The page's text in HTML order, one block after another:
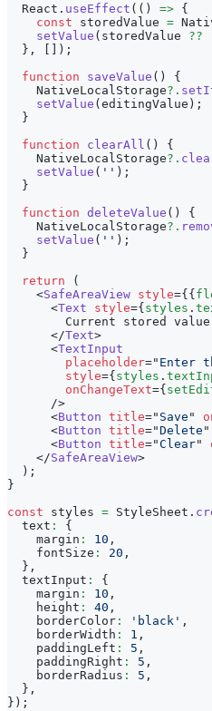
React . useEffect ( ( ) => {
const storedValue =
setValue ( storedValue ??
} , [ ] ) ;
function
saveValue ( )
{
NativeLocalStorage?.
setValue (editingValue ) ;
}
function
clearAll ( )
{
NativeLocalStorage?.
setValue ( '' ) ;
}
function deleteValue ( )
{
NativeLocalStorage?.
setValue ( '' ) ;
}
return
(
<SafeAreaView style={{
<Text style={styles .
Current stored
</Text>
<TextInput
placeholder=" Enter
style={styles .
onChangeText={
/>
<Button title=" Save "
<Button title="Delete "
<Button title="Clear"
</SafeAreaView>
) ;
}
const styles = StyleSheet .
  text
:
{
    margin
: 10 ,
    fontSize
: 20 ,
} ,
  textInput
:
{
    margin
: 10 ,
    height
: 40 ,
    borderColor
: 'black' ,
    borderWidth
: 1 ,
    paddingLeft
: 5 ,
    paddingRight
: 5 ,
    borderRadius
: 5 ,
} ,
} ) ;